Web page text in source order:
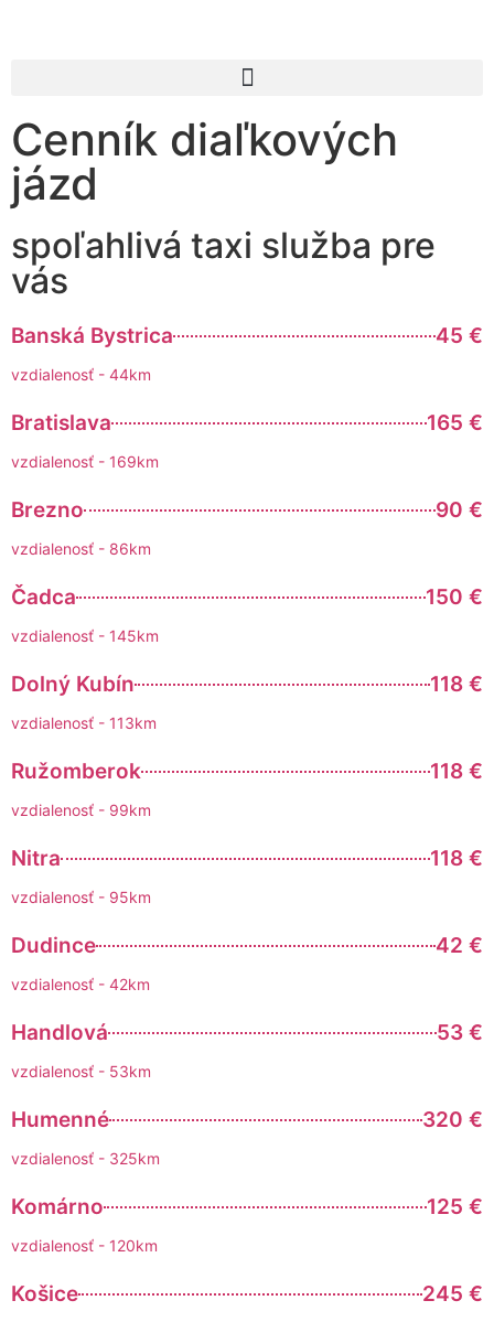
Cenník diaľkových
jázd
spoľahlivá taxi služba pre
vás
Banská Bystrica 45 €
vzdialenosť - 44km
Bratislava 165 €
vzdialenosť - 169km
Brezno 90 €
vzdialenosť - 86km
Čadca 150 €
vzdialenosť - 145km
Dolný Kubín 118 €
vzdialenosť - 113km
Ružomberok 118 €
vzdialenosť - 99km
Nitra 118 €
vzdialenosť - 95km
Dudince 42 €
vzdialenosť - 42km
Handlová 53 €
vzdialenosť - 53km
Humenné 320 €
vzdialenosť - 325km
Komárno 125 €
vzdialenosť - 120km
Košice 245 €